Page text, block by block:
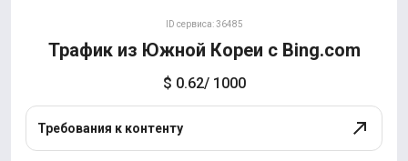
ID сервиса: 36485
Трафик из Южной Кореи с Bing.com
$ 0.62/ 1000
Требования к контенту